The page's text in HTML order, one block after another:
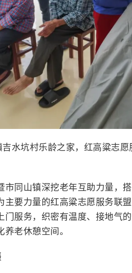
水坑村乐龄之家，红高粱志
市同山镇深挖老年互助力量，
主要力量的红高粱志愿服务联
门服务，织密有温度、接地气
老休憩空间。